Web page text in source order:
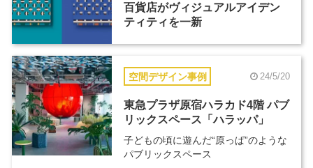
百貨店がヴィジュアルアイデン
ティティを一新
空間デザイン事例 24/5/20
東急プラザ原宿ハラカド4階 パブ
リックスペース「ハラッパ」
子どもの頃に遊んだ“原っぱ”のような
パブリックスペース